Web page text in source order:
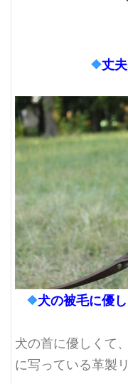
❖丈
❖犬の被毛に優
犬の首に優しくて
に写っている革製